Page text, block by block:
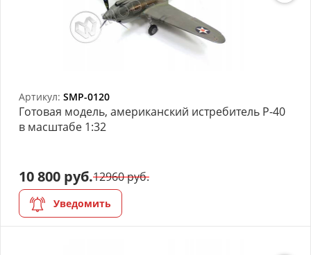
Артикул: SMP-0120
Готовая модель, американский истребитель P-40
в масштабе 1:32
10 800 руб.12960 руб.
Уведомить